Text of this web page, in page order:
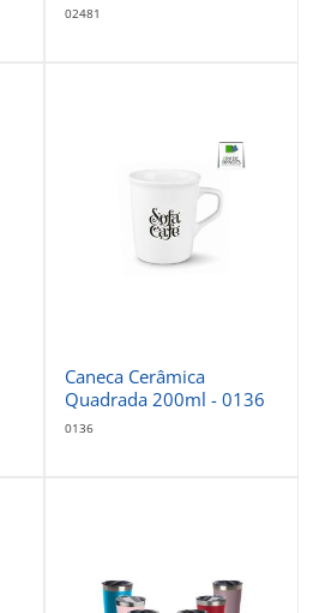
02481
Caneca Cerâmica
Quadrada 200ml - 0136
0136